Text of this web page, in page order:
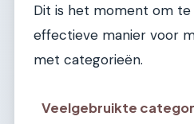
Dit is het moment om
effectieve manier voor
met categorieën.
Veelgebruikte